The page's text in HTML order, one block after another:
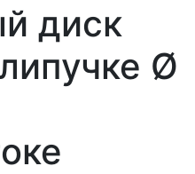
диск
Ø